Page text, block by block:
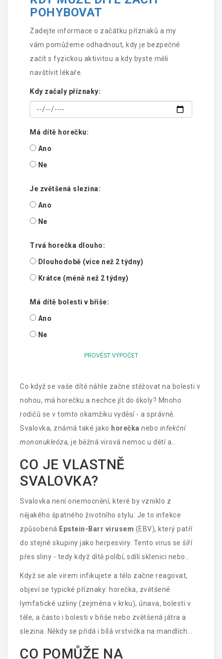
POHYBOVAT
Zadejte informace o začátku příznaků a my
vám pomůžeme odhadnout, kdy je bezpečné
začít s fyzickou aktivitou a kdy byste měli
navštívit lékaře.
Kdy začaly příznaky:
Má dítě horečku:
Ano
Ne
Je zvětšená slezina:
Ano
Ne
Trvá horečka dlouho:
Dlouhodobě (více než 2 týdny)
Krátce (méně než 2 týdny)
Má dítě bolesti v břiše:
Ano
Ne
PROVÉST VÝPOČET
Co když se vaše dítě náhle začne stěžovat na bolesti v
nohou, má horečku a nechce jít do školy? Mnoho
rodičů se v tomto okamžiku vyděsí - a správně.
Svalovka, známá také jako horečka nebo infekční
mononukleóza, je běžná virová nemoc u dětí a
dospívajících. Není žádná hrozba, která by vyžadovala
naléhavý zákrok, ale její příznaky mohou být
znepokojující, pokud nevíte, co dělat. A právě tohle
potřebujete vědět: co pomůže na svalovku u dětí a jak
ji správně podpořit.
CO JE VLASTNĚ
SVALOVKA?
Svalovka není onemocnění, které by vzniklo z
nějakého špatného životního stylu. Je to infekce
způsobená Epstein-Barr virusem (EBV), který patří
do stejné skupiny jako herpesviry. Tento virus se šíří
přes sliny - tedy když dítě políbí, sdílí sklenici nebo
nádobí. Nejčastěji se objevuje mezi 10 a 20 lety, ale
může postihnout i menší děti. Většina lidí je s ním v
kontaktu ještě v dětství, ale ne vždy se projeví jako
onemocnění. Někdy to jen tak projde jako lehký
nachlazení.
Když se ale virem infikujete a tělo začne reagovat,
objeví se typické příznaky: horečka, zvětšené
lymfatické uzliny (zejména v krku), únava, bolesti v
těle, a často i bolesti v břiše nebo zvětšená játra a
slezina. Někdy se přidá i bílá vrstvička na mandlích
nebo bolestivá hrdlo. Některé děti mají i mírnou kožní
CO POMŮŽE NA